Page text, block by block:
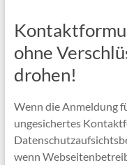
ohne
drohen!
Wenn die Anmeldung
ungesichertes
wenn